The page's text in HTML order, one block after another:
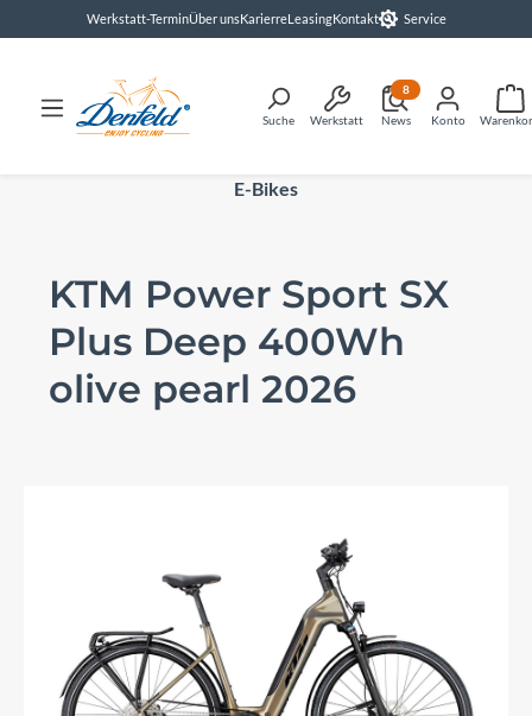
springenWerkstatt-TerminÜber unsKarierreLeasingKontakt Service
Suche Werkstatt News
8
Konto
E-Bikes
KTM Power Sport SX
Plus Deep 400Wh
olive pearl 2026